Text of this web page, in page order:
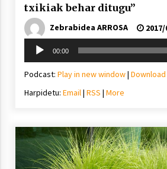
txikiak behar ditugu”
Zebrabidea ARROSA
2017/
Soinu
erreproduzigailua
00:00
Podcast: Play in new window| Download
Harpidetu: Email| RSS | More